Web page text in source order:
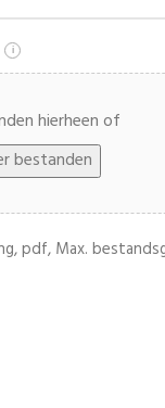
i
hierheen of
bestanden
pdf, Max.